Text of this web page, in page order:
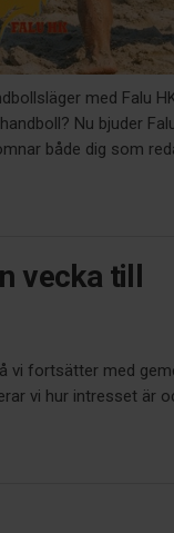
med Falu
Nu bjuder
både dig som
vecka till
vi fortsätter med
vi hur intresset är